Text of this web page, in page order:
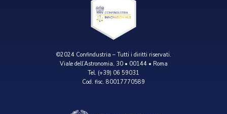
©2024 Confindustria – Tutti i diritti riservati.
Viale dell’Astronomia, 30 • 00144 • Roma
Tel. (+39) 06 59031
Cod. fisc. 80017770589